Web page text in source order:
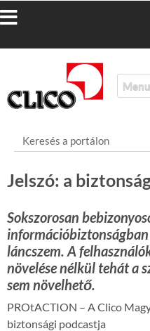
Jelszó: a
Sokszorosan
információbiztonságban
láncszem. A
növelése nélkül tehát a
sem növelhető.
PROtACTION – A Clico
biztonsági podcastja